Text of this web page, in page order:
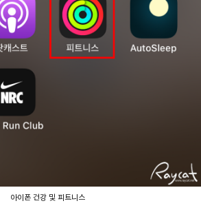
아이폰 건강 및 피트니스